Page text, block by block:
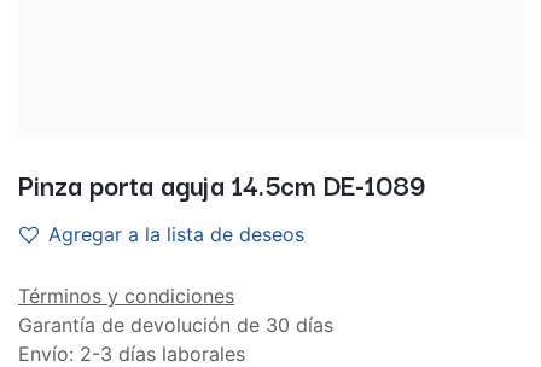
Pinza porta aguja 14.5cm DE-1089
Agregar a la lista de deseos
Términos y condiciones
Garantía de devolución de 30 días
Envío: 2-3 días laborales